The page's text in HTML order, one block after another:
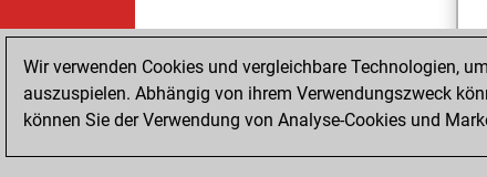
Wir verwenden Cookies und vergleichbare Technologien,
auszuspielen. Abhängig von ihrem Verwendungszweck
können Sie der Verwendung von Analyse-Cookies und